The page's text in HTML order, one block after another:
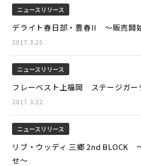
ニュースリリース
デライト春日部・豊春II ～販売開
2017.3.25
ニュースリリース
フレーベスト上福岡 ステージガー
2017.3.22
ニュースリリース
リブ・ウッディ 三郷 2nd BLOCK
せ～